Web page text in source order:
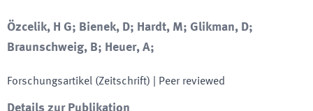
Özcelik, H G; Bienek, D; Hardt, M; Glikman, D;
Braunschweig, B; Heuer, A;
Forschungsartikel (Zeitschrift) | Peer reviewed
Details zur Publikation